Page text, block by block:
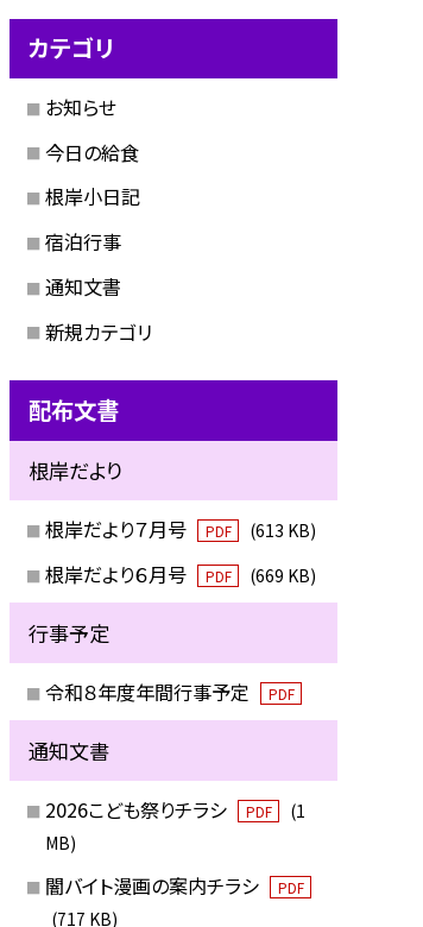
カテゴリ
お知らせ
今日の給食
根岸小日記
宿泊行事
通知文書
新規カテゴリ
配布文書
根岸だより
根岸だより７月号 PDF (613 KB)
根岸だより６月号 PDF (669 KB)
行事予定
令和８年度年間行事予定 PDF
通知文書
2026こども祭りチラシ PDF
(1
MB)
闇バイト漫画の案内チラシ PDF
(717 KB)